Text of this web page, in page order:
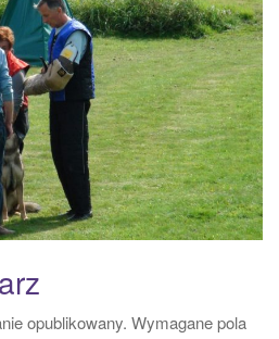
opublikowany. Wymagane pola